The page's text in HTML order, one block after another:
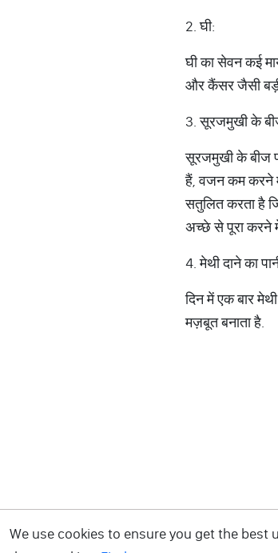
2. घी:
घी का सेवन कई
और कैंसर जैसी
3. सूरजमुखी के
सूरजमुखी के बीज
हैं, वजन कम करने
सतुलित करता है
अच्छे से पूरा करने
4. मेथी दाने का
दिन में एक बार
मज़बूत बनाता है.
We use cookies to ensure you get the